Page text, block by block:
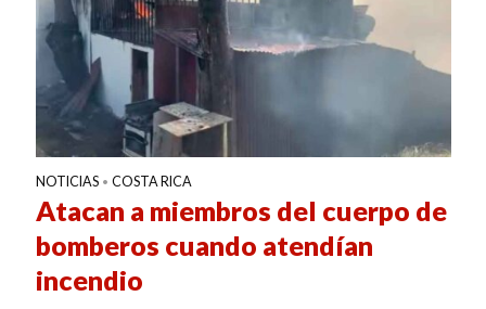
NOTICIAS • COSTA RICA
Atacan a miembros del cuerpo de
bomberos cuando atendían
incendio